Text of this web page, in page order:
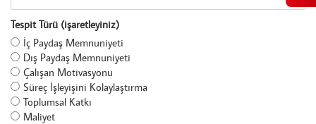
Tespit Türü (işaretleyiniz)
İç Paydaş Memnuniyeti
Dış Paydaş Memnuniyeti
Çalışan Motivasyonu
Süreç İşleyişini Kolaylaştırma
Toplumsal Katkı
Maliyet